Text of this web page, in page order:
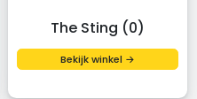
The Sting (0)
Bekijk winkel →